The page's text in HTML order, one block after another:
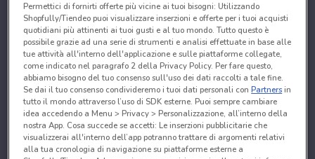
Permettici di fornirti offerte più vicine ai tuoi bisogni: Utilizzando
Shopfully/Tiendeo puoi visualizzare inserzioni e offerte per i tuoi acquisti
quotidiani più attinenti ai tuoi gusti e al tuo mondo. Tutto questo è
possibile grazie ad una serie di strumenti e analisi effettuate in base alle
tue attività all'interno dell'applicazione e sulle piattaforme collegate,
come indicato nel paragrafo 2 della Privacy Policy. Per fare questo,
abbiamo bisogno del tuo consenso sull'uso dei dati raccolti a tale fine.
Se dai il tuo consenso condivideremo i tuoi dati personali conPartnersin
tutto il mondo attraverso l’uso di SDK esterne. Puoi sempre cambiare
idea accedendo a Menu > Privacy > Personalizzazione, all’interno della
nostra App. Cosa succede se accetti: Le inserzioni pubblicitarie che
visualizzerai all'interno dell’app potranno trattare di argomenti relativi
alla tua cronologia di navigazione su piattaforme esterne a